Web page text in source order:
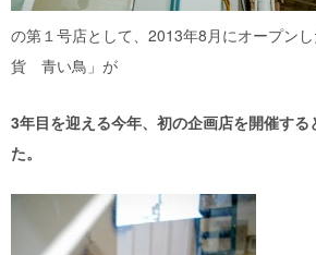
の第１号店として、2013年8月にオープン
貨 青い鳥」が
3年目を迎える今年、初の企画店を開催す
た。